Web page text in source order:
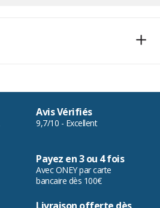
Avis Vérifiés
9,7/10 - Excellent
Payez en 3 ou 4 fois
Avec ONEY par carte
bancaire dès 100€